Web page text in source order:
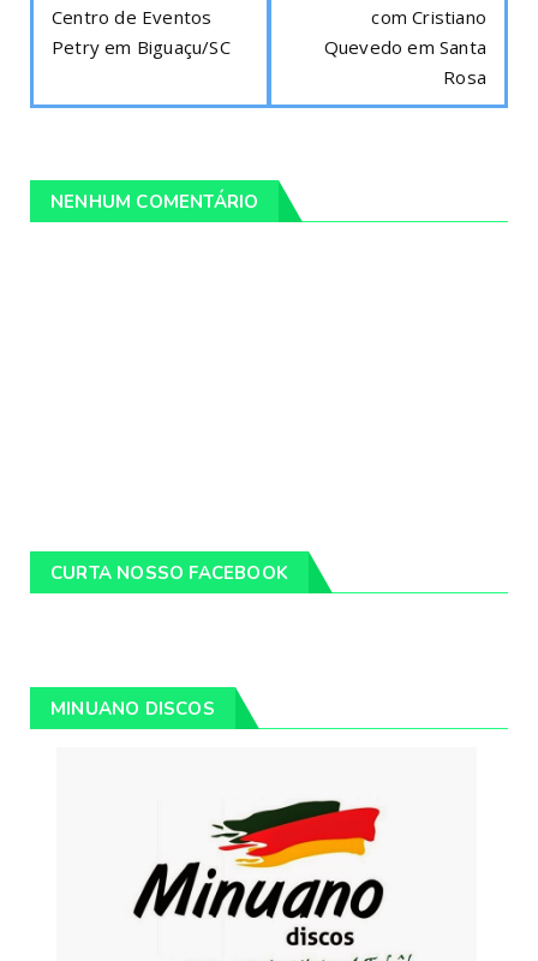
Centro de Eventos
Petry em Biguaçu/SC
com Cristiano
Quevedo em Santa
Rosa
NENHUM COMENTÁRIO
CURTA NOSSO FACEBOOK
MINUANO DISCOS